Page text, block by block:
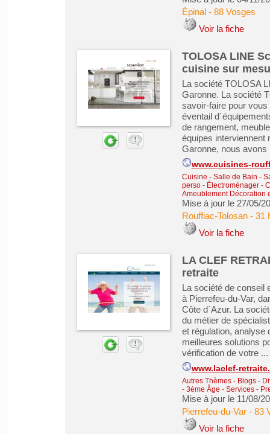
Épinal- 88 Vosges
Voir la fiche
TOLOSA LINE
cuisine sur
La société TOLOSA
Garonne. La société
savoir-faire pour
éventail
de rangement,
équipes interviennent
Garonne, nous avons
www.cuisines-
Cuisine - Salle de Bain -
perso- Électroménager -
Ameublement Décoration
Mise à jour le 27/05/
Rouffiac-Tolosan- 31
Voir la fiche
LA CLEF
retraite
La société de conseil
à Pierrefeu-du-Var,
Côte d´Azur. La
du métier de
et régulation, analyse
meilleures solutions
vérification de votre ...
www.laclef-
Autres Thèmes - Blogs -
- 3ème Âge - Services -
Mise à jour le 11/08/
Pierrefeu-du-Var- 83
Voir la fiche